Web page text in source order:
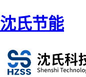
沈氏节能